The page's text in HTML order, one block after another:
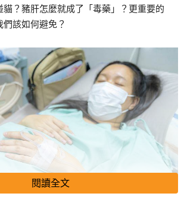
？豬肝怎麼就成了「毒藥」？更重要的
該如何避免？
閱讀全文